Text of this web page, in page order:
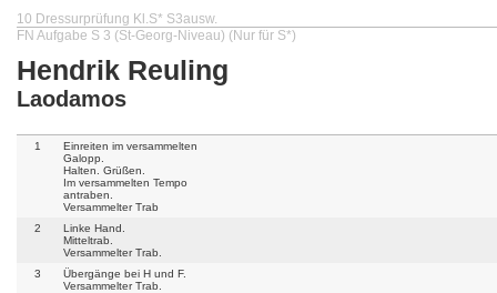
10 Dressurprüfung Kl.S* S3ausw.
FN Aufgabe S 3 (St-Georg-Niveau) (Nur für S*)
Hendrik Reuling
Laodamos
1
Einreiten im versammelten
Galopp.
Halten. Grüßen.
Im versammelten Tempo
antraben.
Versammelter Trab
2
Linke Hand.
Mitteltrab.
Versammelter Trab.
3
Übergänge bei H und F.
Versammelter Trab.